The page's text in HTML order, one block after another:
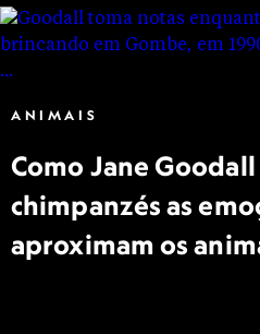
ANIMAIS
Como Jane
chimpanzés as
aproximam os